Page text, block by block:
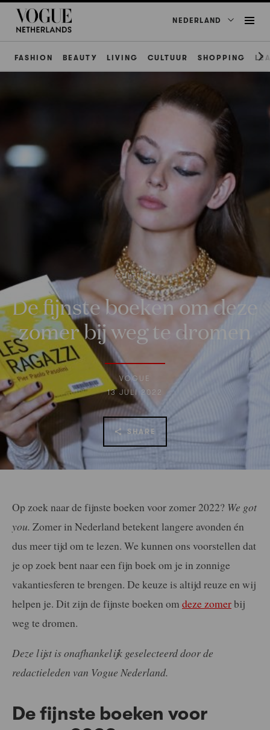
NEDERLAND
FASHION BEAUTY LIVING CULTUUR SHOPPING
CULTUUR
De fijnste boeken om deze
zomer bij weg te dromen
VOGUE
13 JULI 2022
SHARE
Op zoek naar de fijnste boeken voor zomer 2022? We got
you. Zomer in Nederland betekent langere avonden én
dus meer tijd om te lezen. We kunnen ons voorstellen dat
je op zoek bent naar een fijn boek om je in zonnige
vakantiesferen te brengen. De keuze is altijd reuze en wij
helpen je. Dit zijn de fijnste boeken om deze zomerbij
weg te dromen.
Deze lijst is onafhankelijk geselecteerd door de
redactieleden van Vogue Nederland.
De fijnste boeken voor